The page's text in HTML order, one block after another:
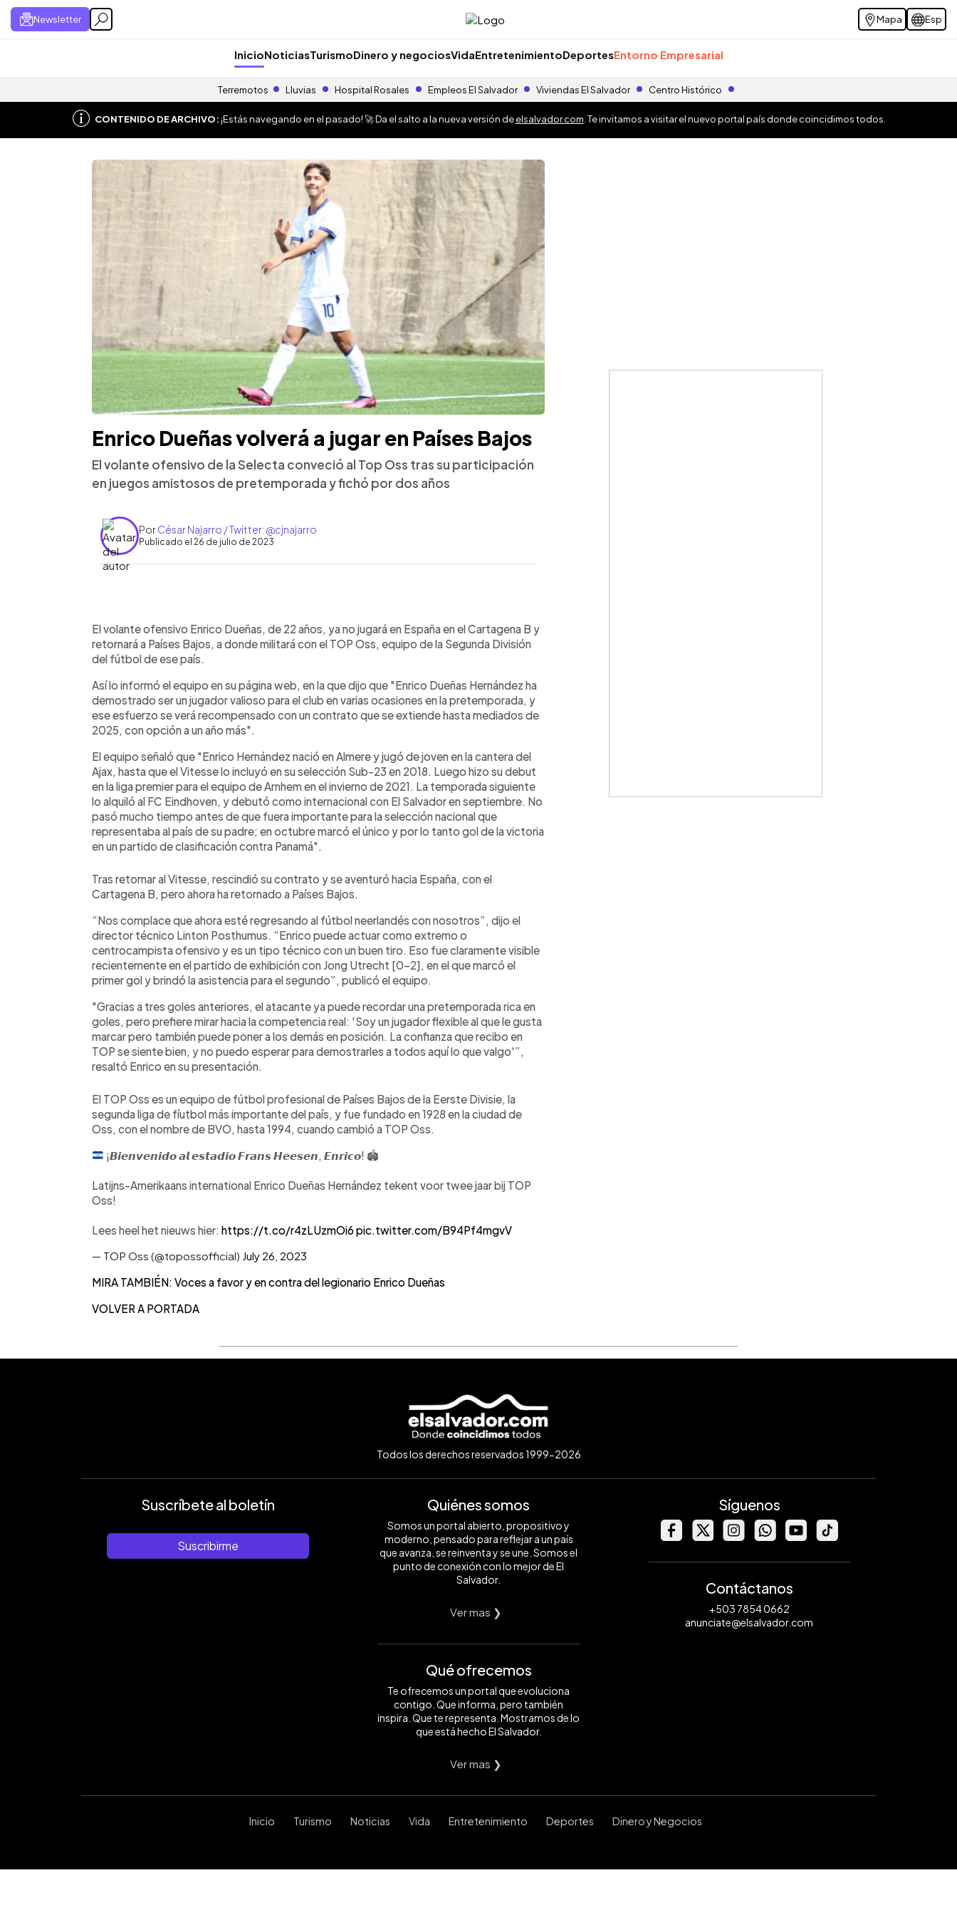
Newsletter Mapa Esp
InicioNoticiasTurismoDinero y negociosVidaEntretenimientoDeportesEntorno Empresarial
Terremotos Lluvias Hospital Rosales Empleos El Salvador Viviendas El Salvador Centro Histórico
CONTENIDO DE ARCHIVO:¡Estás navegando en el pasado! 🚀 Da el salto a la nueva versión deelsalvador.com . Te invitamos a visitar el nuevo portal país donde coincidimos todos.
Enrico Dueñas volverá a jugar en Países Bajos
El volante ofensivo de la Selecta conveció al Top Oss tras su participación
en juegos amistosos de pretemporada y fichó por dos años
PorCésar Najarro / Twitter: @cjnajarro
Publicado el 26 de julio de 2023
Escuchar artículo
El volante ofensivo Enrico Dueñas, de 22 años, ya no jugará en España en el Cartagena B y
retornará a Países Bajos, a donde militará con el TOP Oss, equipo de la Segunda División
del fútbol de ese país.
Así lo informó el equipo en su página web, en la que dijo que "Enrico Dueñas Hernández ha
demostrado ser un jugador valioso para el club en varias ocasiones en la pretemporada, y
ese esfuerzo se verá recompensado con un contrato que se extiende hasta mediados de
2025, con opción a un año más".
El equipo señaló que "Enrico Hernández nació en Almere y jugó de joven en la cantera del
Ajax, hasta que el Vitesse lo incluyó en su selección Sub-23 en 2018. Luego hizo su debut
en la liga premier para el equipo de Arnhem en el invierno de 2021. La temporada siguiente
lo alquiló al FC Eindhoven, y debutó como internacional con El Salvador en septiembre. No
pasó mucho tiempo antes de que fuera importante para la selección nacional que
representaba al país de su padre; en octubre marcó el único y por lo tanto gol de la victoria
en un partido de clasificación contra Panamá".
Tras retornar al Vitesse, rescindió su contrato y se aventuró hacia España, con el
Cartagena B, pero ahora ha retornado a Países Bajos.
“Nos complace que ahora esté regresando al fútbol neerlandés con nosotros”, dijo el
director técnico Linton Posthumus. “Enrico puede actuar como extremo o
centrocampista ofensivo y es un tipo técnico con un buen tiro. Eso fue claramente visible
recientemente en el partido de exhibición con Jong Utrecht [0-2], en el que marcó el
primer gol y brindó la asistencia para el segundo”, publicó el equipo.
"Gracias a tres goles anteriores, el atacante ya puede recordar una pretemporada rica en
goles, pero prefiere mirar hacia la competencia real: 'Soy un jugador flexible al que le gusta
marcar pero también puede poner a los demás en posición. La confianza que recibo en
TOP se siente bien, y no puedo esperar para demostrarles a todos aquí lo que valgo'”,
resaltó Enrico en su presentación.
El TOP Oss es un equipo de fútbol profesional de Países Bajos de la Eerste Divisie, la
segunda liga de fíutbol más importante del país, y fue fundado en 1928 en la ciudad de
Oss, con el nombre de BVO, hasta 1994, cuando cambió a TOP Oss.
¡𝘽𝙞𝙚𝙣𝙫𝙚𝙣𝙞𝙙𝙤 𝙖𝙡 𝙚𝙨𝙩𝙖𝙙𝙞𝙤 𝙁𝙧𝙖𝙣𝙨 𝙃𝙚𝙚𝙨𝙚𝙣, 𝙀𝙣𝙧𝙞𝙘𝙤! 🏟️
Latijns-Amerikaans international Enrico Dueñas Hernández tekent voor twee jaar bij TOP
Oss!
Lees heel het nieuws hier: https://t.co/r4zLUzmOi6pic.twitter.com/B94Pf4mgvV
— TOP Oss (@topossofficial) July 26, 2023
MIRA TAMBIÉN: Voces a favor y en contra del legionario Enrico Dueñas
VOLVER A PORTADA
Todos los derechos reservados 1999-2026
Suscríbete al boletín
Suscribirme
Quiénes somos
Somos un portal abierto, propositivo y
moderno, pensado para reflejar a un país
que avanza, se reinventa y se une. Somos el
punto de conexión con lo mejor de El
Salvador.
Ver mas ❯
Qué ofrecemos
Te ofrecemos un portal que evoluciona
contigo. Que informa, pero también
inspira. Que te representa. Mostramos de lo
que está hecho El Salvador.
Ver mas ❯
Síguenos
Contáctanos
+503 7854 0662
anunciate@elsalvador.com
Inicio Turismo Noticias Vida Entretenimiento Deportes Dinero y Negocios